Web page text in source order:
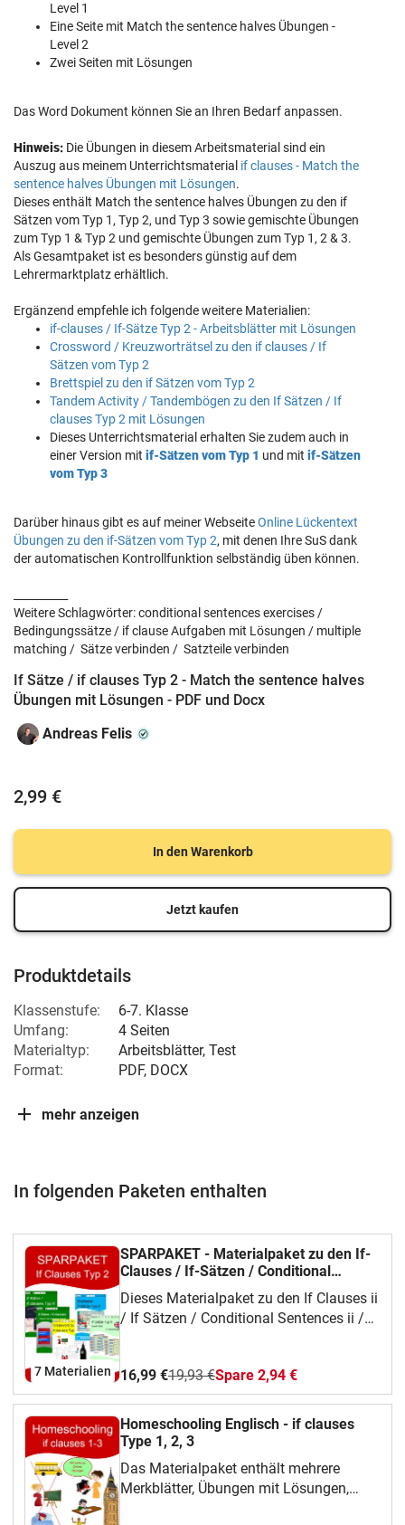
Level 1
Eine Seite mit Match the sentence halves Übungen -
Level 2
Zwei Seiten mit Lösungen
Das Word Dokument können Sie an Ihren Bedarf anpassen.
Hinweis: Die Übungen in diesem Arbeitsmaterial sind ein
Auszug aus meinem Unterrichtsmaterial if clauses - Match the
sentence halves Übungen mit Lösungen.
Dieses enthält Match the sentence halves Übungen zu den if
Sätzen vom Typ 1, Typ 2, und Typ 3 sowie gemischte Übungen
zum Typ 1 & Typ 2 und gemischte Übungen zum Typ 1, 2 & 3.
Als Gesamtpaket ist es besonders günstig auf dem
Lehrermarktplatz erhältlich.
Ergänzend empfehle ich folgende weitere Materialien:
if-clauses / If-Sätze Typ 2 - Arbeitsblätter mit Lösungen
Crossword / Kreuzworträtsel zu den if clauses / If
Sätzen vom Typ 2
Brettspiel zu den if Sätzen vom Typ 2
Tandem Activity / Tandembögen zu den If Sätzen / If
clauses Typ 2 mit Lösungen
Dieses Unterrichtsmaterial erhalten Sie zudem auch in
einer Version mit if-Sätzen vom Typ 1 und mit if-Sätzen
vom Typ 3
Darüber hinaus gibt es auf meiner WebseiteOnline Lückentext
Übungen zu den if-Sätzen vom Typ 2, mit denen Ihre SuS dank
der automatischen Kontrollfunktion selbständig üben können.
Weitere Schlagwörter: conditional sentences exercises /
Bedingungssätze / if clause Aufgaben mit Lösungen / multiple
matching / Sätze verbinden / Satzteile verbinden
If Sätze / if clauses Typ 2 - Match the sentence halves
Übungen mit Lösungen - PDF und Docx
Andreas Felis
2,99 €
In den Warenkorb
Jetzt kaufen
Produktdetails
Klassenstufe:
6-7. Klasse
Umfang:
4 Seiten
Materialtyp:
Arbeitsblätter, Test
Format:
PDF, DOCX
mehr anzeigen
In folgenden Paketen enthalten
7 Materialien
SPARPAKET - Materialpaket zu den If-
Clauses / If-Sätzen / Conditional
Sentences / Bedingungssätzen vom
Typ2
Dieses Materialpaket zu den If Clauses ii
/ If Sätzen / Conditional Sentences ii /
Match-the-sentence-halves Übungen, ein
Boardgame, Tandem Activities,...
16,99 €19,93 €Spare 2,94 €
Homeschooling Englisch - if clauses
Type 1, 2, 3
Das Materialpaket enthält mehrere
Merkblätter, Übungen mit Lösungen,